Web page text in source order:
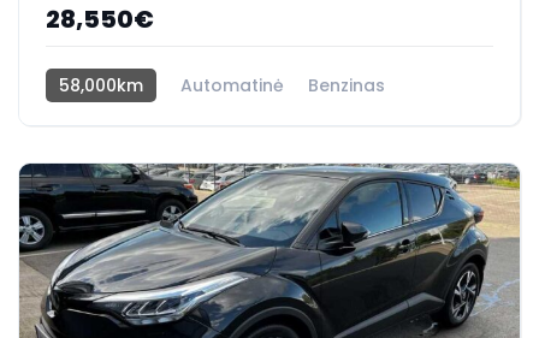
28,550€
58,000km Automatinė
Benzinas